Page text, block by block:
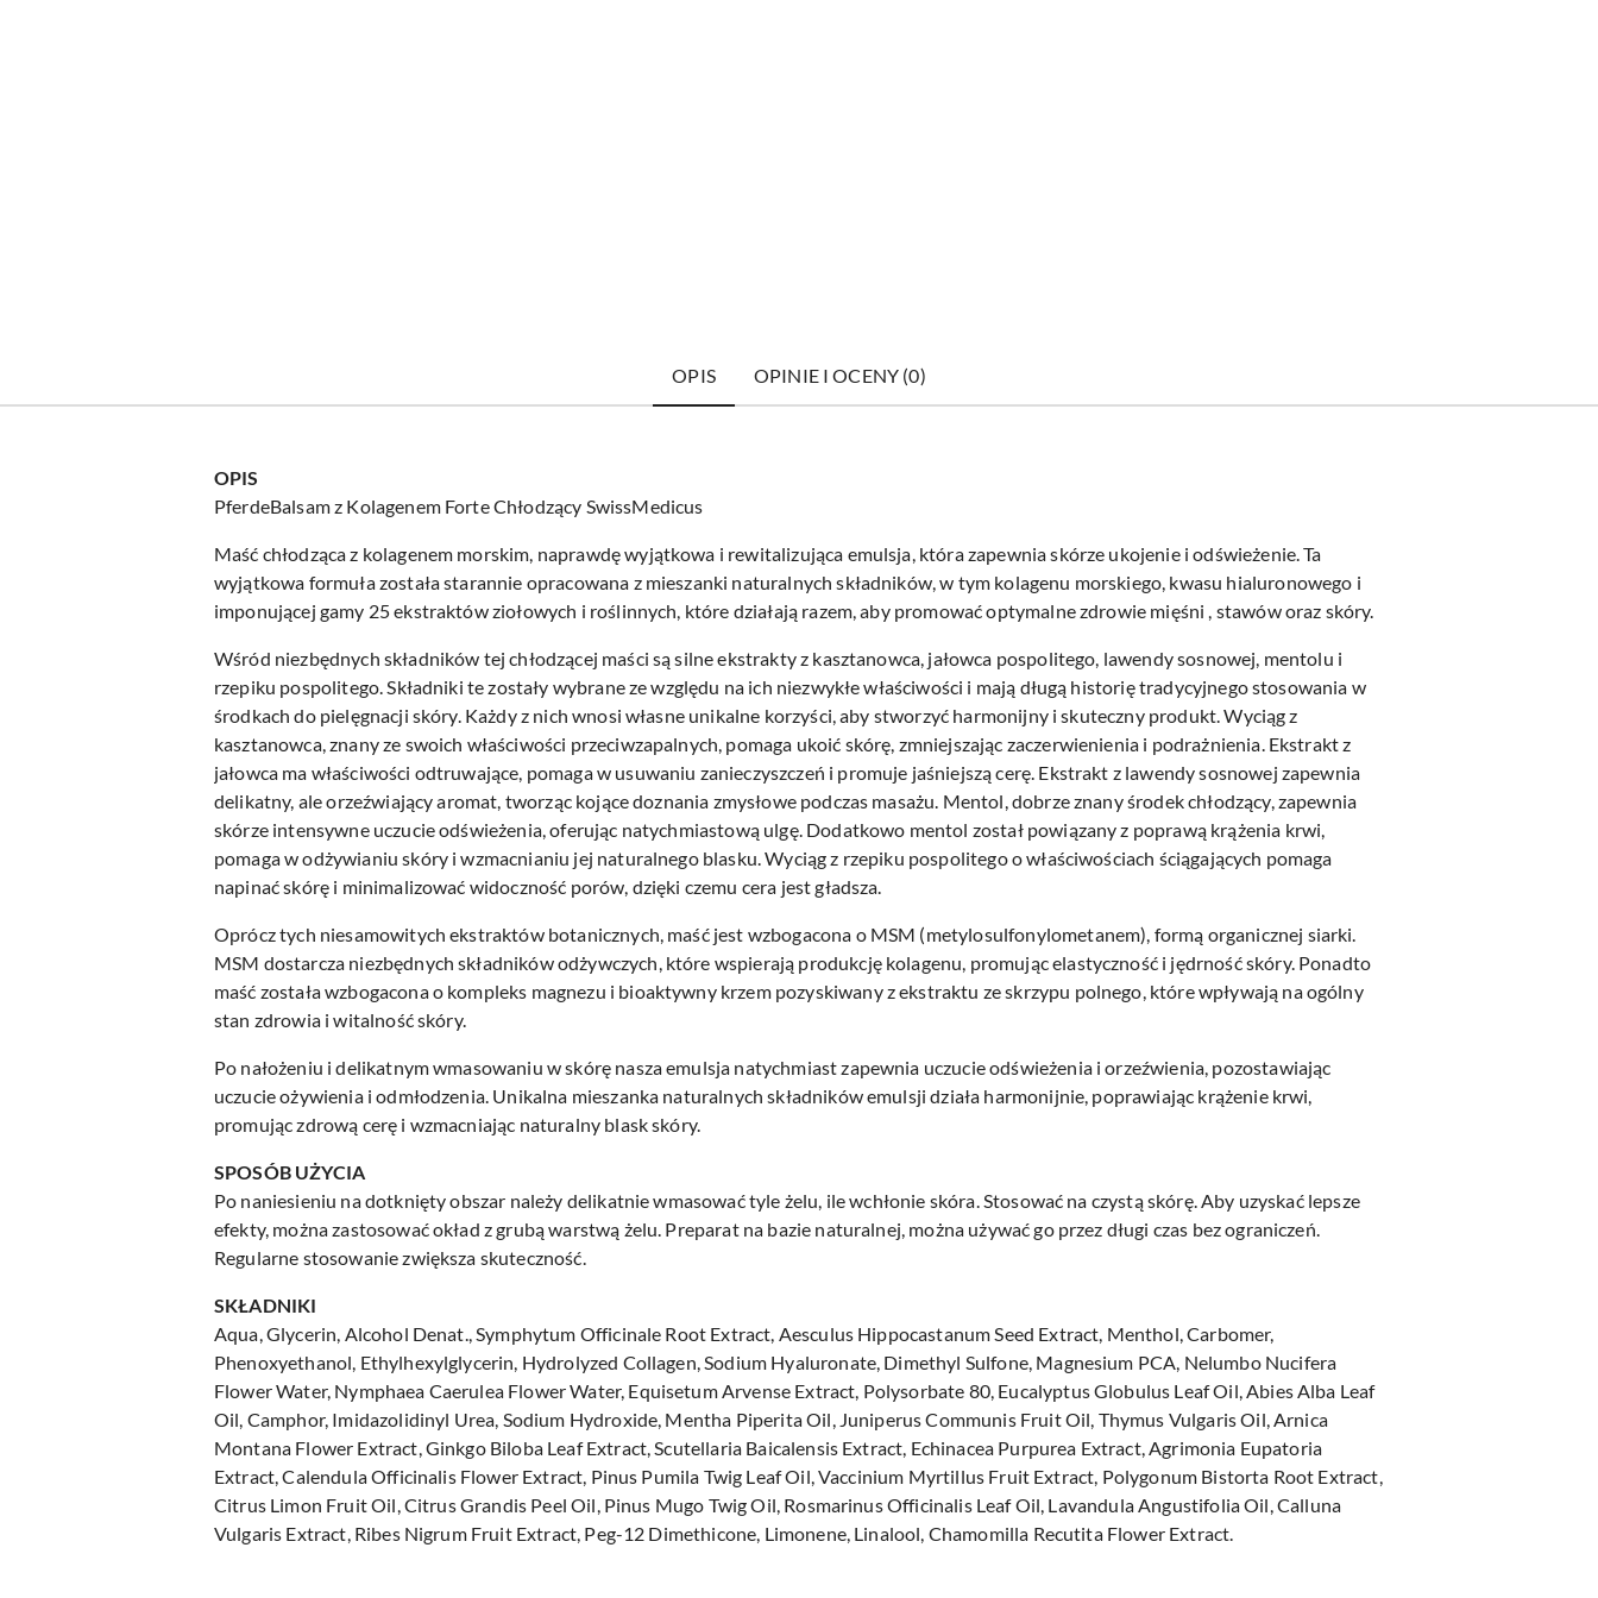
OPIS OPINIE I OCENY (0)
OPIS
PferdeBalsam z Kolagenem Forte Chłodzący SwissMedicus
Maść chłodząca z kolagenem morskim, naprawdę wyjątkowa i rewitalizująca emulsja, która zapewnia skórze ukojenie i odświeżenie. Ta
wyjątkowa formuła została starannie opracowana z mieszanki naturalnych składników, w tym kolagenu morskiego, kwasu hialuronowego i
imponującej gamy 25 ekstraktów ziołowych i roślinnych, które działają razem, aby promować optymalne zdrowie mięśni , stawów oraz skóry.
Wśród niezbędnych składników tej chłodzącej maści są silne ekstrakty z kasztanowca, jałowca pospolitego, lawendy sosnowej, mentolu i
rzepiku pospolitego. Składniki te zostały wybrane ze względu na ich niezwykłe właściwości i mają długą historię tradycyjnego stosowania w
środkach do pielęgnacji skóry. Każdy z nich wnosi własne unikalne korzyści, aby stworzyć harmonijny i skuteczny produkt. Wyciąg z
kasztanowca, znany ze swoich właściwości przeciwzapalnych, pomaga ukoić skórę, zmniejszając zaczerwienienia i podrażnienia. Ekstrakt z
jałowca ma właściwości odtruwające, pomaga w usuwaniu zanieczyszczeń i promuje jaśniejszą cerę. Ekstrakt z lawendy sosnowej zapewnia
delikatny, ale orzeźwiający aromat, tworząc kojące doznania zmysłowe podczas masażu. Mentol, dobrze znany środek chłodzący, zapewnia
skórze intensywne uczucie odświeżenia, oferując natychmiastową ulgę. Dodatkowo mentol został powiązany z poprawą krążenia krwi,
pomaga w odżywianiu skóry i wzmacnianiu jej naturalnego blasku. Wyciąg z rzepiku pospolitego o właściwościach ściągających pomaga
napinać skórę i minimalizować widoczność porów, dzięki czemu cera jest gładsza.
Oprócz tych niesamowitych ekstraktów botanicznych, maść jest wzbogacona o MSM (metylosulfonylometanem), formą organicznej siarki.
MSM dostarcza niezbędnych składników odżywczych, które wspierają produkcję kolagenu, promując elastyczność i jędrność skóry. Ponadto
maść została wzbogacona o kompleks magnezu i bioaktywny krzem pozyskiwany z ekstraktu ze skrzypu polnego, które wpływają na ogólny
stan zdrowia i witalność skóry.
Po nałożeniu i delikatnym wmasowaniu w skórę nasza emulsja natychmiast zapewnia uczucie odświeżenia i orzeźwienia, pozostawiając
uczucie ożywienia i odmłodzenia. Unikalna mieszanka naturalnych składników emulsji działa harmonijnie, poprawiając krążenie krwi,
promując zdrową cerę i wzmacniając naturalny blask skóry.
SPOSÓB UŻYCIA
Po naniesieniu na dotknięty obszar należy delikatnie wmasować tyle żelu, ile wchłonie skóra. Stosować na czystą skórę. Aby uzyskać lepsze
efekty, można zastosować okład z grubą warstwą żelu. Preparat na bazie naturalnej, można używać go przez długi czas bez ograniczeń.
Regularne stosowanie zwiększa skuteczność.
SKŁADNIKI
Aqua, Glycerin, Alcohol Denat., Symphytum Officinale Root Extract, Aesculus Hippocastanum Seed Extract, Menthol, Carbomer,
Phenoxyethanol, Ethylhexylglycerin, Hydrolyzed Collagen, Sodium Hyaluronate, Dimethyl Sulfone, Magnesium PCA, Nelumbo Nucifera
Flower Water, Nymphaea Caerulea Flower Water, Equisetum Arvense Extract, Polysorbate 80, Eucalyptus Globulus Leaf Oil, Abies Alba Leaf
Oil, Camphor, Imidazolidinyl Urea, Sodium Hydroxide, Mentha Piperita Oil, Juniperus Communis Fruit Oil, Thymus Vulgaris Oil, Arnica
Montana Flower Extract, Ginkgo Biloba Leaf Extract, Scutellaria Baicalensis Extract, Echinacea Purpurea Extract, Agrimonia Eupatoria
Extract, Calendula Officinalis Flower Extract, Pinus Pumila Twig Leaf Oil, Vaccinium Myrtillus Fruit Extract, Polygonum Bistorta Root Extract,
Citrus Limon Fruit Oil, Citrus Grandis Peel Oil, Pinus Mugo Twig Oil, Rosmarinus Officinalis Leaf Oil, Lavandula Angustifolia Oil, Calluna
Vulgaris Extract, Ribes Nigrum Fruit Extract, Peg-12 Dimethicone, Limonene, Linalool, Chamomilla Recutita Flower Extract.